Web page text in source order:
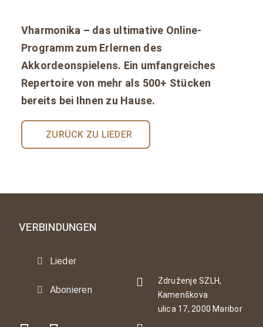
Vharmonika – das ultimative Online-
Programm zum Erlernen des
Akkordeonspielens. Ein umfangreiches
Repertoire von mehr als 500+ Stücken
bereits bei Ihnen zu Hause.
ZURÜCK ZU LIEDER
Združenje SZLH,
Kamenškova
ulica 17, 2000 Maribor
VERBINDUNGEN
Lieder
Abonieren